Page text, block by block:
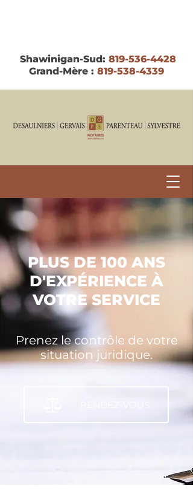
Shawinigan-Sud: 819-536-4428
Grand-Mère : 819-538-4339
PLUS DE 100 ANS
D'EXPÉRIENCE À
VOTRE SERVICE
Prenez le contrôle de votre
situation juridique.